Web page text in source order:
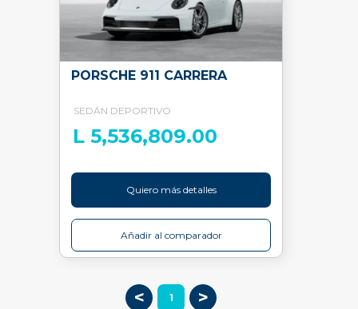
PORSCHE 911 CARRERA
SEDÁN DEPORTIVO
L 5,536,809.00
Quiero más detalles
Añadir al comparador
< 1 >